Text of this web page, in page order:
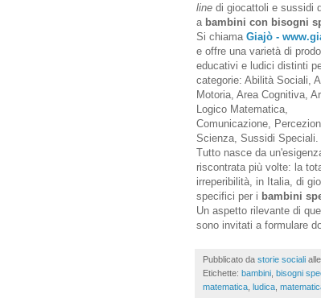
line di giocattoli e sussidi
a bambini con bisogni
Si chiama Giajò -
e offre una varietà di
educativi e ludici distinti
categorie: Abilità Sociali,
Motoria, Area Cognitiva,
Logico Matematica,
Comunicazione,
Scienza, Sussidi Speciali.
Tutto nasce da
riscontrata più volte: la
irreperibilità, in Italia, di
specifici per i bambini
Un aspetto rilevante di
sono invitati a formulare
Pubblicato da storie sociali alle
Etichette: bambini bisogni
matematica ludica